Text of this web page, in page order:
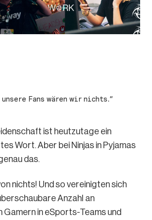
unsere Fans wären wir nichts.“
ist heutzutage ein
Wort. Aber bei Ninjas in Pyjamas
das.
nichts! Und so vereinigten sich
Anzahl an
in eSports-Teams und